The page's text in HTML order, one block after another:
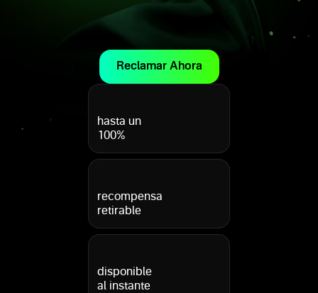
hasta un
100%
recompensa
retirable
disponible
al instante
Reclamar Ahora